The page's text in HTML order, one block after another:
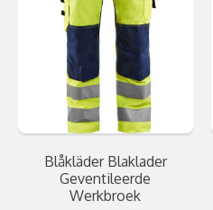
Blåkläder Blaklader
Geventileerde
Werkbroek